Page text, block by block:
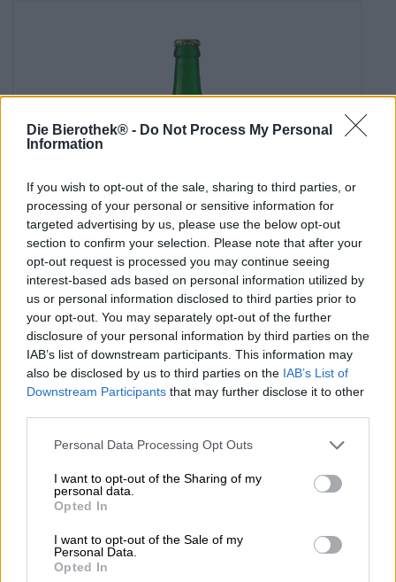
Die Bierothek® - Do Not Process My Personal
Information
If you wish to opt-out of the sale, sharing to third parties, or
processing of your personal or sensitive information for
targeted advertising by us, please use the below opt-out
section to confirm your selection. Please note that after your
opt-out request is processed you may continue seeing
interest-based ads based on personal information utilized by
us or personal information disclosed to third parties prior to
your opt-out. You may separately opt-out of the further
disclosure of your personal information by third parties on the
IAB’s list of downstream participants. This information may
also be disclosed by us to third parties on the IAB’s List of
Downstream Participants that may further disclose it to other
Personal Data Processing Opt Outs
I want to opt-out of the Sharing of my
personal data.
Opted In
I want to opt-out of the Sale of my
Personal Data.
Opted In
Altri stili
fruchtkrone
Mönchsambacher
€ 1,59
MEHRWEG
0,25 L Bottiglia - € 6,36 / LTR
Esaurito